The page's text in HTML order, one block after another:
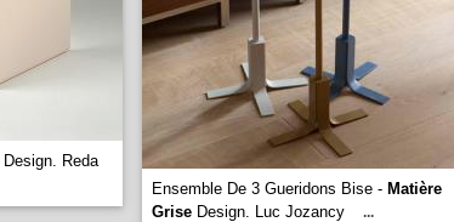
Design. Reda
Ensemble De 3 Gueridons Bise - Matière
Grise Design. Luc Jozancy ...